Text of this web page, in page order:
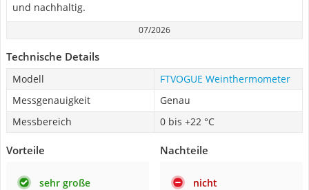
und nachhaltig.
07/2026
Technische Details
Modell
FTVOGUE Weinthermometer
Messgenauigkeit
Genau
Messbereich
0 bis +22 °C
Vorteile
sehr große
Nachteile
nicht